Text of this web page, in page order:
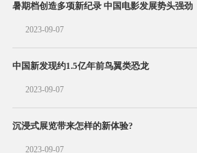
暑期档创造多项新纪录 中国电影发展势头强劲
2023-09-07
中国新发现约1.5亿年前鸟翼类恐龙
2023-09-07
沉浸式展览带来怎样的新体验?
2023-09-07